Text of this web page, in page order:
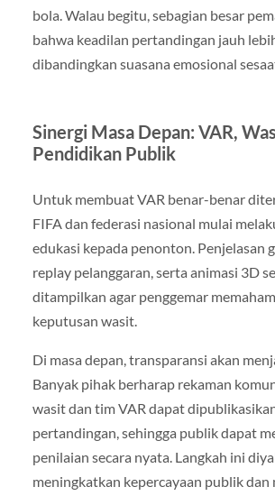
bola. Walau begitu, sebagian besar
bahwa keadilan pertandingan jauh
dibandingkan suasana emosional
Sinergi Masa Depan: VAR,
Pendidikan Publik
Untuk membuat VAR benar-benar
FIFA dan federasi nasional mulai
edukasi kepada penonton. Penjelasan
replay pelanggaran, serta animasi 3D
ditampilkan agar penggemar
keputusan wasit.
Di masa depan, transparansi akan
Banyak pihak berharap rekaman
wasit dan tim VAR dapat
pertandingan, sehingga publik dapat
penilaian secara nyata. Langkah ini
meningkatkan kepercayaan publik dan